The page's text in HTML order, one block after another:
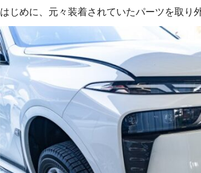
はじめに、元々装着されていたパーツを取り